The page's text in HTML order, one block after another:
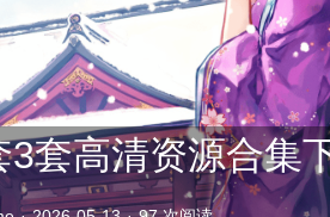
众人的指责中将座位让给了老太太
套高清资源合集